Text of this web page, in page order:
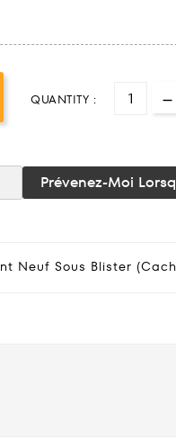
QUANTITY :
Prévenez-Moi
Neuf Sous Blister